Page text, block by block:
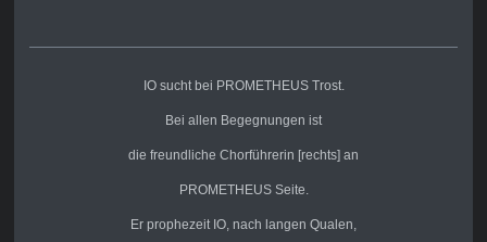
IO sucht bei PROMETHEUS Trost.
Bei allen Begegnungen ist
die freundliche Chorführerin [rechts] an
PROMETHEUS Seite.
Er prophezeit IO, nach langen Qualen,